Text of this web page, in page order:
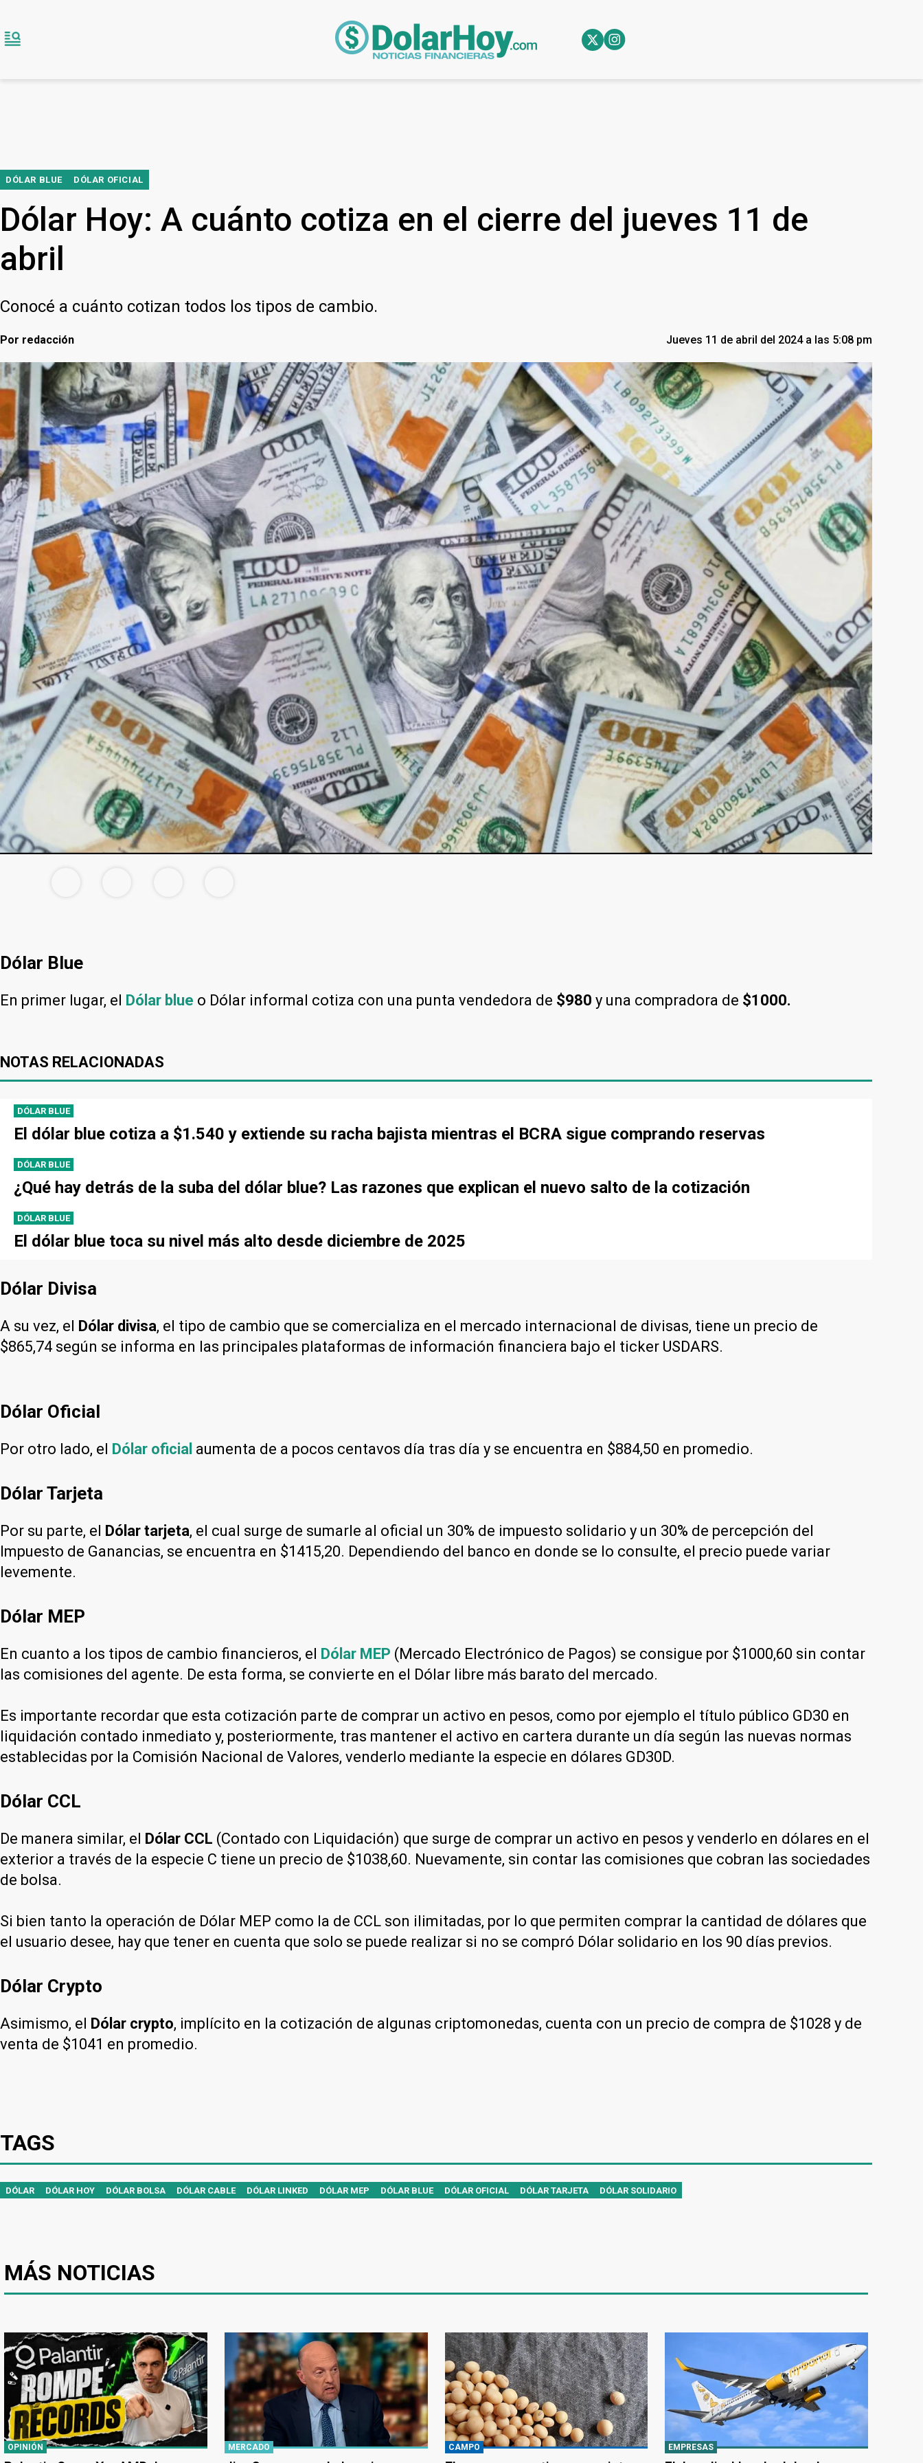
DÓLAR BLUE DÓLAR OFICIAL
Dólar Hoy: A cuánto cotiza en el cierre del jueves 11 de
abril
Conocé a cuánto cotizan todos los tipos de cambio.
Por redacción Jueves 11 de abril del 2024 a las 5:08 pm
Dólar Blue
En primer lugar, el Dólar blue o Dólar informal cotiza con una punta vendedora de $980 y una compradora de $1000.
NOTAS RELACIONADAS
DÓLAR BLUE
El dólar blue cotiza a $1.540 y extiende su racha bajista mientras el BCRA sigue comprando reservas
DÓLAR BLUE
¿Qué hay detrás de la suba del dólar blue? Las razones que explican el nuevo salto de la cotización
DÓLAR BLUE
El dólar blue toca su nivel más alto desde diciembre de 2025
Dólar Divisa
A su vez, el Dólar divisa, el tipo de cambio que se comercializa en el mercado internacional de divisas, tiene un precio de
$865,74 según se informa en las principales plataformas de información financiera bajo el ticker USDARS.
Dólar Oficial
Por otro lado, el Dólar oficial aumenta de a pocos centavos día tras día y se encuentra en $884,50 en promedio.
Dólar Tarjeta
Por su parte, el Dólar tarjeta, el cual surge de sumarle al oficial un 30% de impuesto solidario y un 30% de percepción del
Impuesto de Ganancias, se encuentra en $1415,20. Dependiendo del banco en donde se lo consulte, el precio puede variar
levemente.
Dólar MEP
En cuanto a los tipos de cambio financieros, el Dólar MEP (Mercado Electrónico de Pagos) se consigue por $1000,60 sin contar
las comisiones del agente. De esta forma, se convierte en el Dólar libre más barato del mercado.
Es importante recordar que esta cotización parte de comprar un activo en pesos, como por ejemplo el título público GD30 en
liquidación contado inmediato y, posteriormente, tras mantener el activo en cartera durante un día según las nuevas normas
establecidas por la Comisión Nacional de Valores, venderlo mediante la especie en dólares GD30D.
Dólar CCL
De manera similar, el Dólar CCL (Contado con Liquidación) que surge de comprar un activo en pesos y venderlo en dólares en el
exterior a través de la especie C tiene un precio de $1038,60. Nuevamente, sin contar las comisiones que cobran las sociedades
de bolsa.
Si bien tanto la operación de Dólar MEP como la de CCL son ilimitadas, por lo que permiten comprar la cantidad de dólares que
el usuario desee, hay que tener en cuenta que solo se puede realizar si no se compró Dólar solidario en los 90 días previos.
Dólar Crypto
Asimismo, el Dólar crypto, implícito en la cotización de algunas criptomonedas, cuenta con un precio de compra de $1028 y de
venta de $1041 en promedio.
TAGS
DÓLAR DÓLAR HOY DÓLAR BOLSA DÓLAR CABLE DÓLAR LINKED DÓLAR MEP DÓLAR BLUE DÓLAR OFICIAL DÓLAR TARJETA DÓLAR SOLIDARIO
MÁS NOTICIAS
OPINIÓN MERCADO CAMPO EMPRESAS